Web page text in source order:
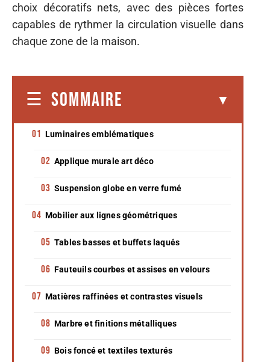
choix décoratifs nets, avec des pièces fortes
capables de rythmer la circulation visuelle dans
chaque zone de la maison.
SOMMAIRE
Luminaires emblématiques
Applique murale art déco
Suspension globe en verre fumé
Mobilier aux lignes géométriques
Tables basses et buffets laqués
Fauteuils courbes et assises en velours
Matières raffinées et contrastes visuels
Marbre et finitions métalliques
Bois foncé et textiles texturés